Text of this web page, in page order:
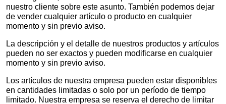
nuestro cliente sobre este asunto. También podemos dejar
de vender cualquier artículo o producto en cualquier
momento y sin previo aviso.
La descripción y el detalle de nuestros productos y artículos
pueden no ser exactos y pueden modificarse en cualquier
momento y sin previo aviso.
Los artículos de nuestra empresa pueden estar disponibles
en cantidades limitadas o solo por un período de tiempo
limitado. Nuestra empresa se reserva el derecho de limitar